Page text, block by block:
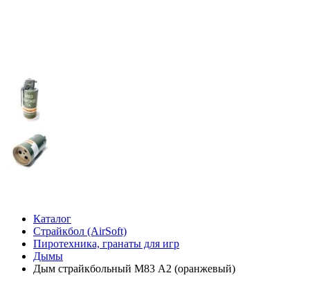
Каталог
Страйкбол (AirSoft)
Пиротехника, гранаты для игр
Дымы
Дым страйкбольный М83 А2 (оранжевый)